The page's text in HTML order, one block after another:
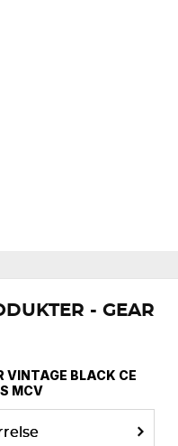
- GEAR
VINTAGE BLACK CE
MCV